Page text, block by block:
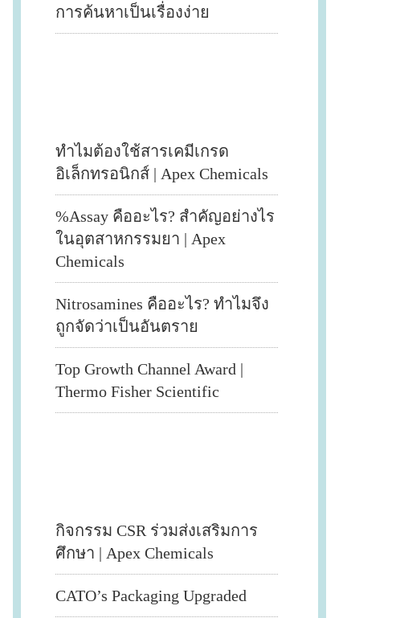
การค้นหาเป็นเรื่องง่าย
ทำไมต้องใช้สารเคมีเกรด
อิเล็กทรอนิกส์ | Apex Chemicals
%Assay คืออะไร? สำคัญอย่างไร
ในอุตสาหกรรมยา | Apex
Chemicals
Nitrosamines คืออะไร? ทำไมจึง
ถูกจัดว่าเป็นอันตราย
Top Growth Channel Award |
Thermo Fisher Scientific
กิจกรรม CSR ร่วมส่งเสริมการ
ศึกษา | Apex Chemicals
CATO’s Packaging Upgraded